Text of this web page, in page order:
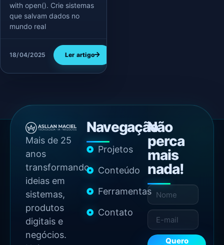
with open(). Crie sistemas
que salvam dados no
mundo real
18/04/2025 Ler artigo
Mais de 25
anos
transformando
ideias em
sistemas,
produtos
digitais e
negócios.
Navegação
Projetos
Conteúdo
Ferramentas
Contato
Não
perca
mais
nada!
Quero